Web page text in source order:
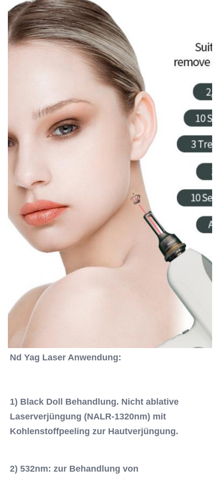
Nd Yag Laser Anwendung:
1) Black Doll Behandlung. Nicht ablative
Laserverjüngung (NALR-1320nm) mit
Kohlenstoffpeeling zur Hautverjüngung.
2) 532nm: zur Behandlung von